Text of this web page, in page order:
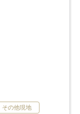
その他現地